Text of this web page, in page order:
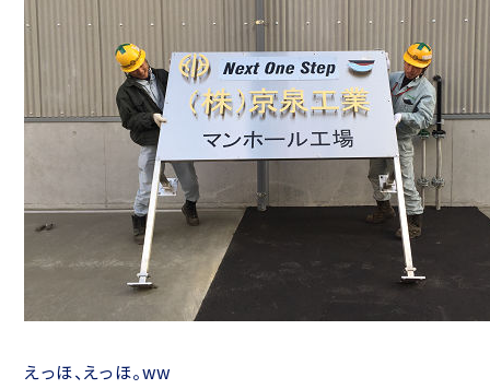
えっほ、えっほ。ww